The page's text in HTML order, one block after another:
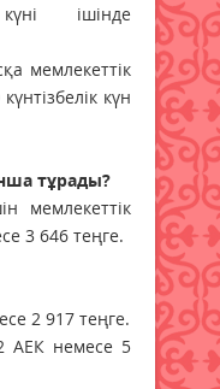
ішінде
мемлекеттік
күн
тұрады?
мемлекеттік
3 646 теңге.
2 917 теңге.
АЕК немесе 5